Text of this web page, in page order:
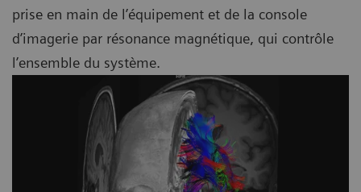
prise en main de l’équipement et de la console
d’imagerie par résonance magnétique, qui contrôle
l’ensemble du système.